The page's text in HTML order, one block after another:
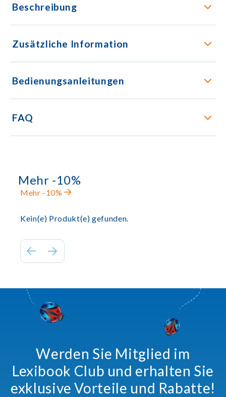
Beschreibung
Zusätzliche Information
Bedienungsanleitungen
FAQ
Mehr -10%
Mehr -10%
Kein(e) Produkt(e) gefunden.
Werden Sie Mitglied im
Lexibook Club und erhalten Sie
exklusive Vorteile und Rabatte!